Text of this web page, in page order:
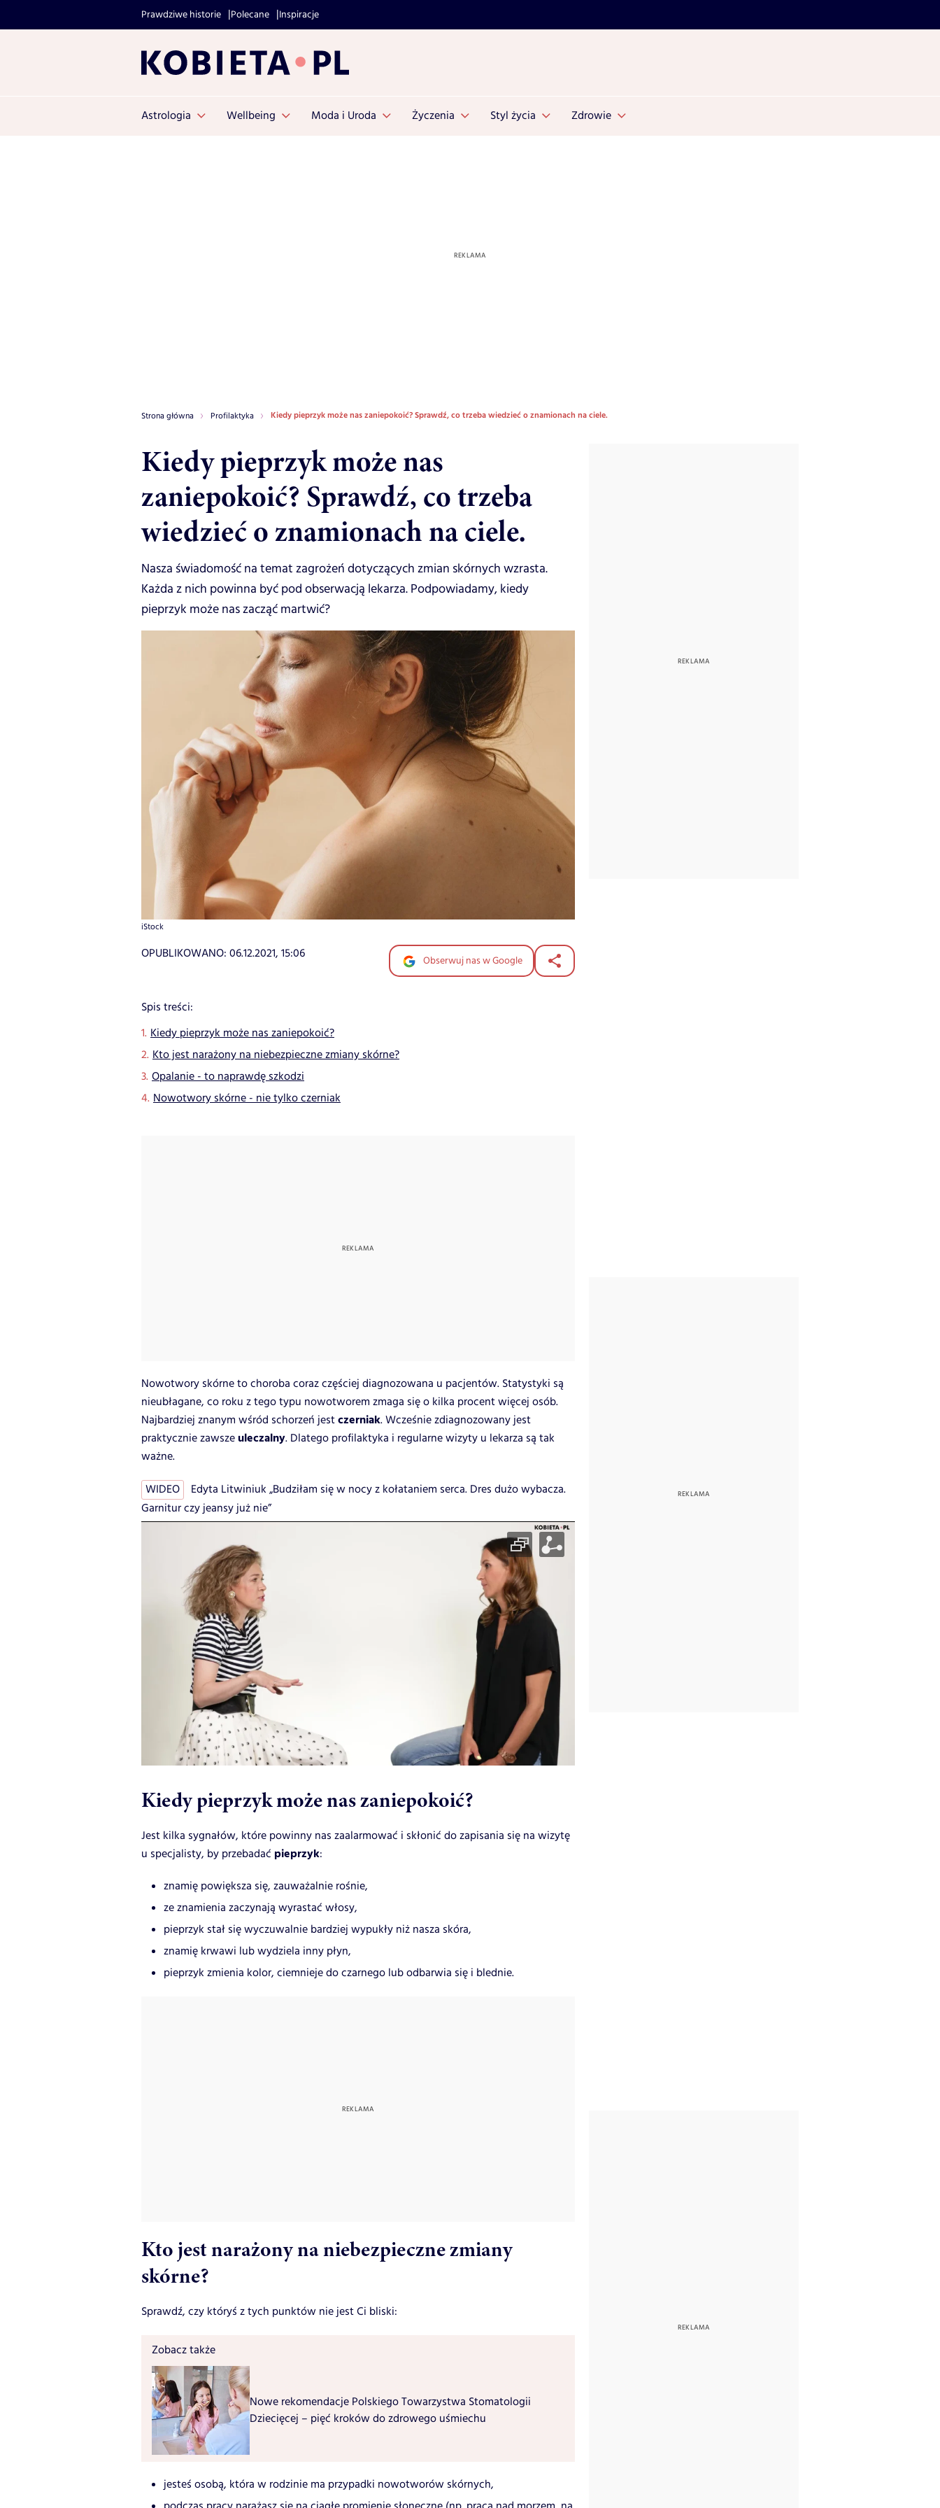
Prawdziwe historie Polecane Inspiracje
Astrologia Wellbeing Moda i Uroda Życzenia Styl życia Zdrowie
Strona główna Profilaktyka Kiedy pieprzyk może nas zaniepokoić? Sprawdź, co trzeba wiedzieć o znamionach na ciele.
Kiedy pieprzyk może nas
zaniepokoić? Sprawdź, co trzeba
wiedzieć o znamionach na ciele.
Nasza świadomość na temat zagrożeń dotyczących zmian skórnych wzrasta.
Każda z nich powinna być pod obserwacją lekarza. Podpowiadamy, kiedy
pieprzyk może nas zacząć martwić?
iStock
OPUBLIKOWANO: 06.12.2021, 15:06 Obserwuj nas w Google
Spis treści:
Kiedy pieprzyk może nas zaniepokoić?
Kto jest narażony na niebezpieczne zmiany skórne?
Opalanie - to naprawdę szkodzi
Nowotwory skórne - nie tylko czerniak
Nowotwory skórne to choroba coraz częściej diagnozowana u pacjentów. Statystyki są
nieubłagane, co roku z tego typu nowotworem zmaga się o kilka procent więcej osób.
Najbardziej znanym wśród schorzeń jestczerniak. Wcześnie zdiagnozowany jest
praktycznie zawszeuleczalny. Dlatego profilaktyka i regularne wizyty u lekarza są tak
ważne.
WIDEO
Edyta Litwiniuk „Budziłam się w nocy z kołataniem serca. Dres dużo wybacza.
Garnitur czy jeansy już nie”
Kiedy pieprzyk może nas zaniepokoić?
Jest kilka sygnałów, które powinny nas zaalarmować i skłonić do zapisania się na wizytę
u specjalisty, by przebadać pieprzyk:
znamię powiększa się, zauważalnie rośnie,
ze znamienia zaczynają wyrastać włosy,
pieprzyk stał się wyczuwalnie bardziej wypukły niż nasza skóra,
znamię krwawi lub wydziela inny płyn,
pieprzyk zmienia kolor, ciemnieje do czarnego lub odbarwia się i blednie.
Kto jest narażony na niebezpieczne zmiany
skórne?
Sprawdź, czy któryś z tych punktów nie jest Ci bliski:
Zobacz także
Nowe rekomendacje Polskiego Towarzystwa Stomatologii
Dziecięcej – pięć kroków do zdrowego uśmiechu
jesteś osobą, która w rodzinie ma przypadki nowotworów skórnych,